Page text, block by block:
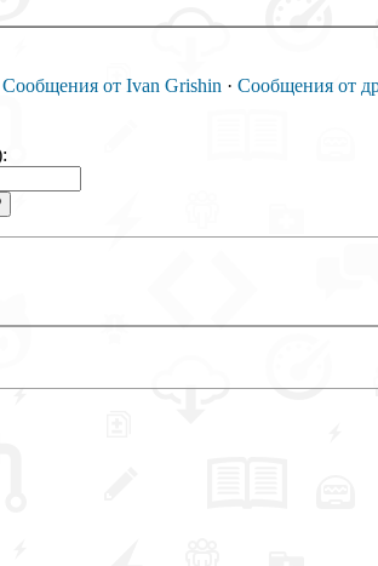
Сообщения от Ivan Grishin · Сообщения от